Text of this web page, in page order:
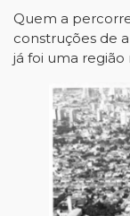
Quem a
construções de
já foi uma